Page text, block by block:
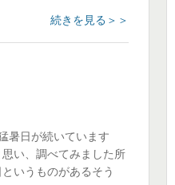
続きを見る＞＞
暑日が続いています
い、調べてみました所
いうものがあるそう